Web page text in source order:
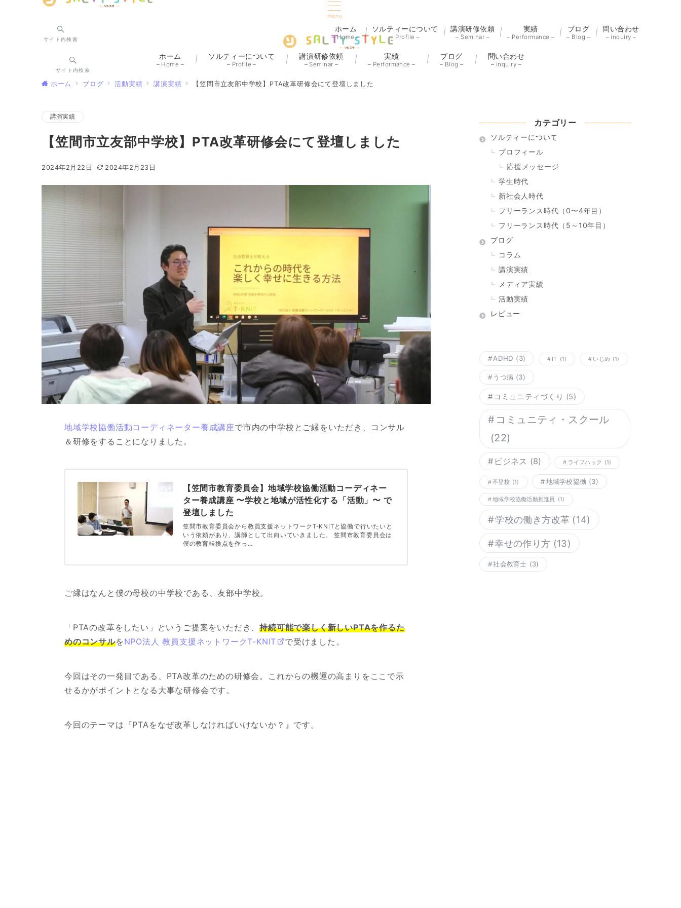
menu
サイト内検索
ホーム
– Home –
ソルティーについて
– Profile –
講演研修依頼
– Seminar –
実績
– Performance –
ブログ
– Blog –
問い合わせ
– inquiry –
ホーム
– Home –
ソルティーについて
– Profile –
講演研修依頼
– Seminar –
実績
– Performance –
ブログ
– Blog –
問い合わせ
– inquiry –
サイト内検索
ホーム ブログ 活動実績 講演実績 【笠間市立友部中学校】PTA改革研修会にて登壇しました
講演実績
【笠間市立友部中学校】PTA改革研修会にて登壇しました
2024年2月22日 2024年2月23日
地域学校協働活動コーディネーター養成講座で市内の中学校とご縁をいただき、コンサル
＆研修をすることになりました。
【笠間市教育委員会】地域学校協働活動コーディネー
ター養成講座 〜学校と地域が活性化する「活動」〜 で
登壇しました
笠間市教育委員会から教員支援ネットワークT-KNITと協働で行いたいと
いう依頼があり、講師として出向いていきました。 笠間市教育委員会は
僕の教育転換点を作っ…
ご縁はなんと僕の母校の中学校である、友部中学校。
「PTAの改革をしたい」というご提案をいただき、持続可能で楽しく新しいPTAを作るた
めのコンサルを NPO法人 教員支援ネットワークT-KNIT で受けました。
今回はその一発目である、PTA改革のための研修会。これからの機運の高まりをここで示
せるかがポイントとなる大事な研修会です。
今回のテーマは『PTAをなぜ改革しなければいけないか？』です。
カテゴリー
ソルティーについて
プロフィール
応援メッセージ
学生時代
新社会人時代
フリーランス時代（0〜4年目）
フリーランス時代（5～10年目）
ブログ
コラム
講演実績
メディア実績
活動実績
レビュー
ADHD (3) IT (1) いじめ (1)
うつ病 (3)
コミュニティづくり (5)
コミュニティ・スクール
(22)
ビジネス (8) ライフハック (1)
不登校 (1) 地域学校協働 (3)
地域学校協働活動推進員 (1)
学校の働き方改革 (14)
幸せの作り方 (13)
社会教育士 (3)